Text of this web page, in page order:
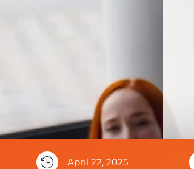
 April 22, 2025